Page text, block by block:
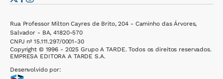
Rua Professor Milton Cayres de Brito, 204 - Caminho das Árvores,
Salvador - BA, 41820-570
CNPJ nº 15.111.297/0001-30
Copyright © 1996 - 2025 Grupo A TARDE. Todos os direitos reservados.
EMPRESA EDITORA A TARDE S.A.
Desenvolvido por: